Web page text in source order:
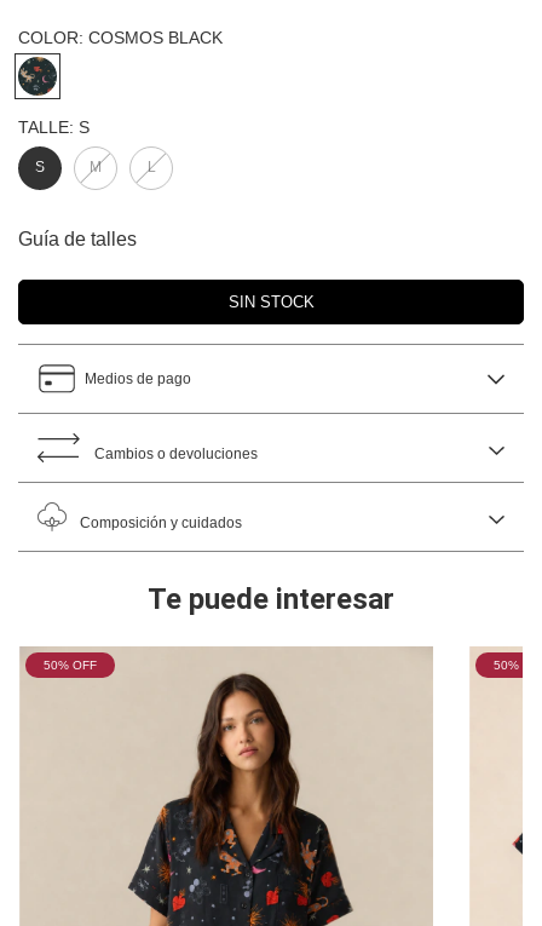
distinción en sus momentos de relax en casa.
TALLE: S
S M L
COLOR: COSMOS BLACK
Guía de talles
Medios de pago
Cambios o devoluciones
Composición y cuidados
Te puede interesar
50% OFF 50%